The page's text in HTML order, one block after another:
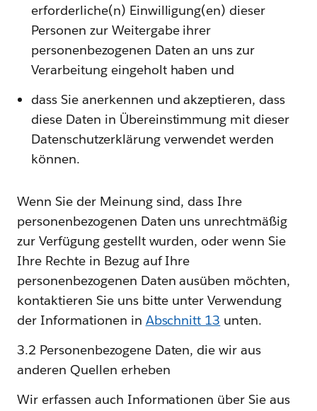
erforderliche(n) Einwilligung(en) dieser
Personen zur Weitergabe ihrer
personenbezogenen Daten an uns zur
Verarbeitung eingeholt haben und
dass Sie anerkennen und akzeptieren, dass
diese Daten in Übereinstimmung mit dieser
Datenschutzerklärung verwendet werden
können.
Wenn Sie der Meinung sind, dass Ihre
personenbezogenen Daten uns unrechtmäßig
zur Verfügung gestellt wurden, oder wenn Sie
Ihre Rechte in Bezug auf Ihre
personenbezogenen Daten ausüben möchten,
kontaktieren Sie uns bitte unter Verwendung
der Informationen in Abschnitt 13 unten.
3.2 Personenbezogene Daten, die wir aus
anderen Quellen erheben
Wir erfassen auch Informationen über Sie aus